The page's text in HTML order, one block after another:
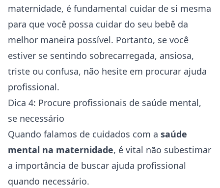
maternidade, é fundamental cuidar de si mesma
para que você possa cuidar do seu bebê da
melhor maneira possível. Portanto, se você
estiver se sentindo sobrecarregada, ansiosa,
triste ou confusa, não hesite em procurar ajuda
profissional.
Dica 4: Procure profissionais de saúde mental,
se necessário
Quando falamos de cuidados com a saúde
mental na maternidade, é vital não subestimar
a importância de buscar ajuda profissional
quando necessário.